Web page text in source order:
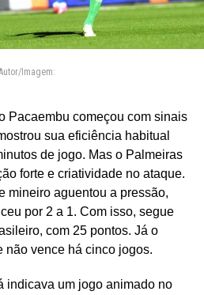
Imagem:
Pacaembu começou com sinais
sua eficiência habitual
de jogo. Mas o Palmeiras
forte e criatividade no ataque.
mineiro aguentou a pressão,
por 2 a 1. Com isso, segue
com 25 pontos. Já o
não vence há cinco jogos.
indicava um jogo animado no